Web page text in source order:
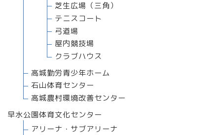
芝生広場（三角）
テニスコート
弓道場
屋内競技場
クラブハウス
高城勤労青少年ホーム
石山体育センター
高城農村環境改善センター
早水公園体育文化センター
アリーナ・サブアリーナ